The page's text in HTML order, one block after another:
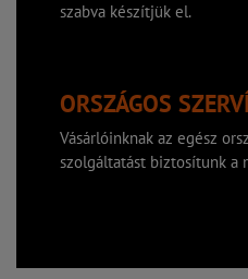
szabva készítjük el.
ORSZÁGOS
Vásárlóinknak az egész
szolgáltatást biztosítunk a